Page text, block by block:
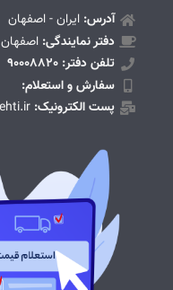
آدرس:ایران - اصفهان
دفتر نمایندگی: اصفهان
تلفن دفتر: 90008820
سفارش و استعلام:
پست الکترونیک: info @ ehti.ir